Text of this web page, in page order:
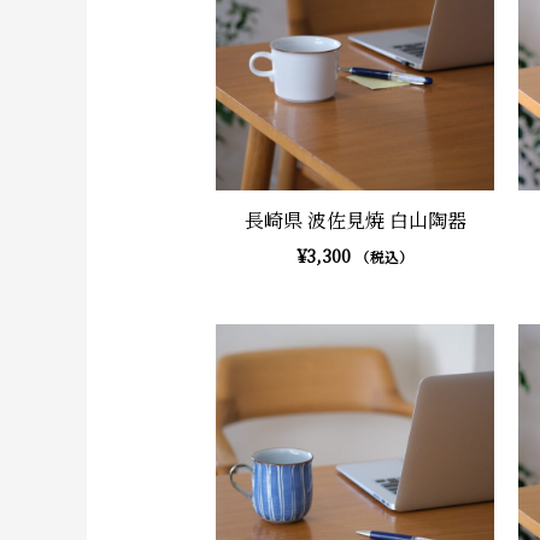
長崎県 波佐見焼 白山陶器
¥3,300 （税込）